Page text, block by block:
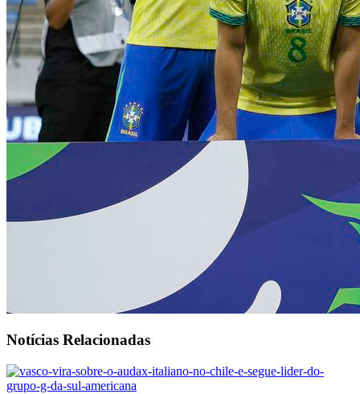
Notícias Relacionadas